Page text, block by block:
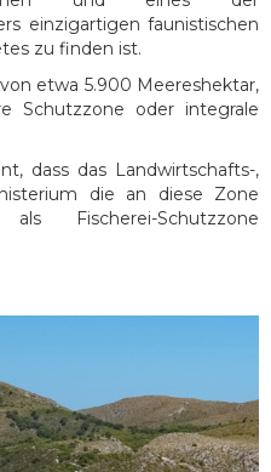
einzigartigen faunistischen
zu finden ist.
etwa 5.900 Meereshektar,
Schutzzone oder integrale
dass das Landwirtschafts-,
die an diese Zone
Fischerei-Schutzzone